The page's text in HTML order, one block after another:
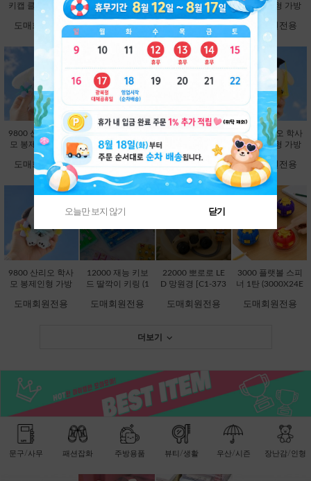
키캡 클리커 키링-
랜덤 [C2-913191]
도매회원전용
이 키캡 키링 26
구-랜덤 [C2-8251
63]
도매회원전용
모 봉제인형 가방
티 [B2-083173]
도매회원전용
모 봉제인형 가방
고리 13cm-마이멜
로디 [B2-083180]
도매회원전용
9800 산리오 학사
모 봉제인형 가방
고리 13cm-시나모
롤 [B2-083203]
도매회원전용
9800 산리오 학사
모 봉제인형 가방
고리 13cm-쿠로미
9800 산리오 학사
모 봉제인형 가방
고리 13cm-한교동
[B2-083234]
도매회원전용
9800 산리오 학사
모 봉제인형 가방
고리 13cm-폼폼푸
린 [B2-083210]
도매회원전용
9800 산리오 학사
모 봉제인형 가방
[B2-083227]
도매회원전용
12000 재능 키보
드 딸깍이 키링 (1
45048]
도매회원전용
22000 뽀로로 LE
D 망원경 [C1-373
도매회원전용
3000 플랫볼 스피
너 1탄 (3000X24E
도매회원전용
더보기
문구/사무 패션잡화 주방용품 뷰티/생활 우산/시즌 장난감/인형
오늘만 보지 않기 닫기